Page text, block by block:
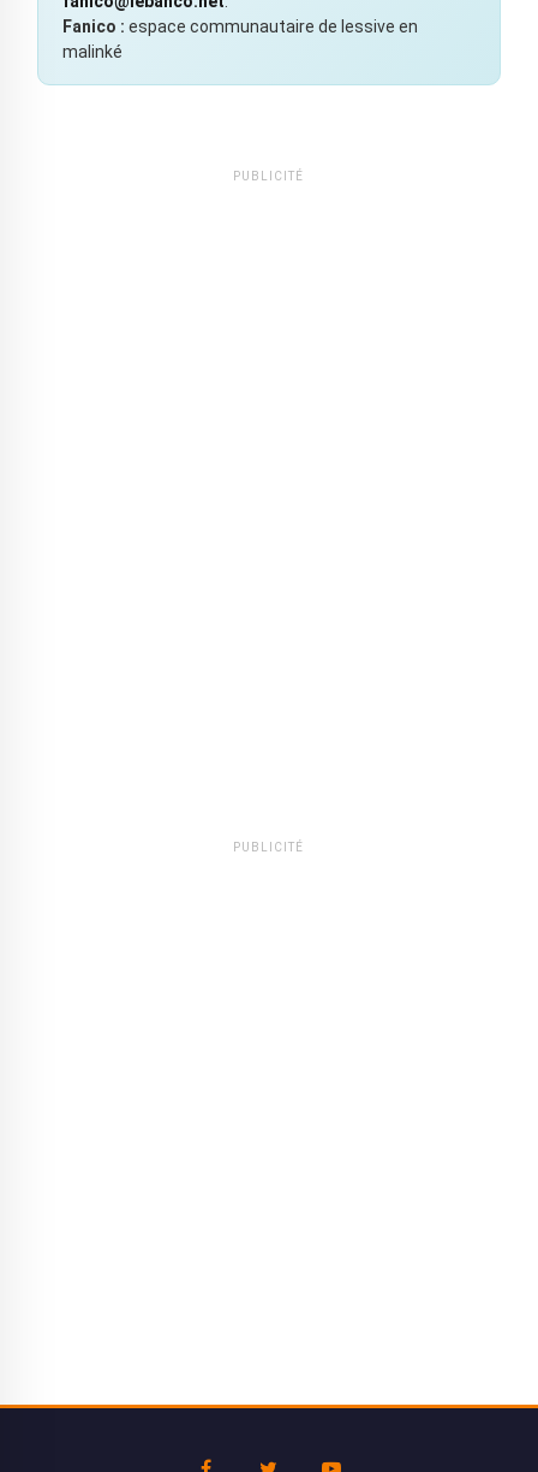
Fanico : espace communautaire de lessive en
malinké
PUBLICITÉ
PUBLICITÉ